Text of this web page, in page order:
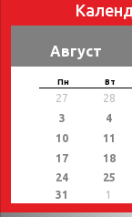
Август
Пн Вт
27 28
3
4
10
11
17
18
24
25
31
1